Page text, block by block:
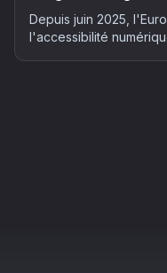
Depuis juin 2025,
l'accessibilité